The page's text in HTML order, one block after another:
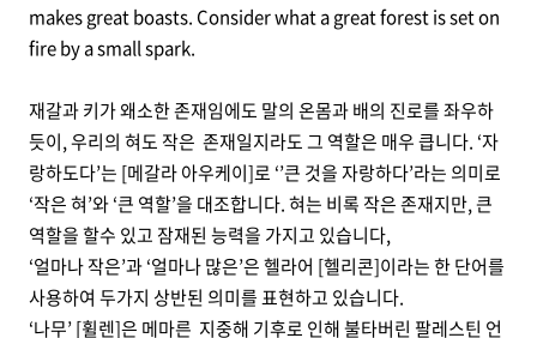
makes great boasts. Consider what a great forest is set on
fire by a small spark.
재갈과 키가 왜소한 존재임에도 말의 온몸과 배의 진로를 좌우하
듯이, 우리의 혀도 작은 존재일지라도 그 역할은 매우 큽니다. ‘자
랑하도다’는 [메갈라 아우케이]로 ‘’큰 것을 자랑하다’라는 의미로
‘작은 혀’와 ‘큰 역할’을 대조합니다. 혀는 비록 작은 존재지만, 큰
역할을 할수 있고 잠재된 능력을 가지고 있습니다,
‘얼마나 작은’과 ‘얼마나 많은’은 헬라어 [헬리콘]이라는 한 단어를
사용하여 두가지 상반된 의미를 표현하고 있습니다.
‘나무’ [휠렌]은 메마른 지중해 기후로 인해 불타버린 팔레스틴 언